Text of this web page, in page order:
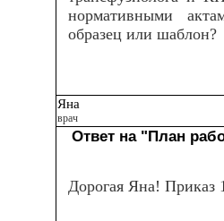
нормативными
образец или шаблон?
Яна
врач
Ответ на "План
Дорогая Яна! Приказ